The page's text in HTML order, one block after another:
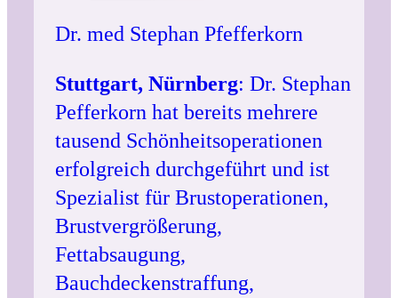
Dr. med Stephan Pfefferkorn
Stuttgart, Nürnberg: Dr. Stephan
Pefferkorn hat bereits mehrere
tausend Schönheitsoperationen
erfolgreich durchgeführt und ist
Spezialist für Brustoperationen,
Brustvergrößerung,
Fettabsaugung,
Bauchdeckenstraffung,